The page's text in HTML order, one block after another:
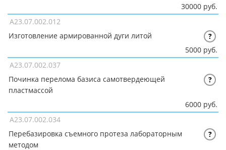
30000 руб.
A23.07.002.012
Изготовление армированной дуги литой
?
5000 руб.
A23.07.002.037
Починка перелома базиса самотвердеющей
пластмассой
?
6000 руб.
A23.07.002.034
Перебазировка съемного протеза лабораторным
методом
?